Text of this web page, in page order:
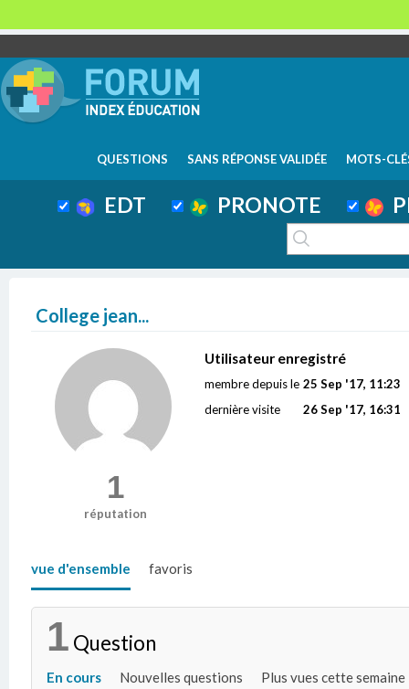
QUESTIONS SANS RÉPONSE VALIDÉE MOTS-
EDT PRONOTE
College jean...
1
réputation
Utilisateur enregistré
membre depuis le 25 Sep '17, 11:23
dernière visite
26 Sep '17, 16:31
vue d'ensemble favoris
1 Question
En cours Nouvelles questions Plus vues cette semaine